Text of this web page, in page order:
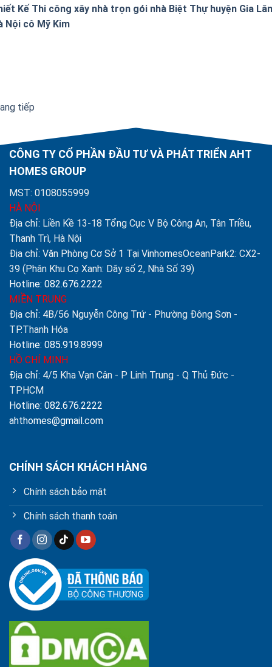
Kế Thi công xây nhà trọn gói nhà Biệt Thự huyện Gia
Nội cô Mỹ Kim
tiếp
CÔNG TY CỔ PHẦN ĐẦU TƯ VÀ PHÁT TRIỂN AHT
HOMES GROUP
MST: 0108055999
HÀ NỘI
Địa chỉ: Liền Kề 13-18 Tổng Cục V Bộ Công An, Tân Triều,
Thanh Trì, Hà Nội
Địa chỉ: Văn Phòng Cơ Sở 1 Tại VinhomesOceanPark2: CX2-
39 (Phân Khu Cọ Xanh: Dãy số 2, Nhà Số 39)
Hotline: 082.676.2222
MIỀN TRUNG
Địa chỉ: 4B/56 Nguyễn Công Trứ - Phường Đông Sơn -
TP.Thanh Hóa
Hotline: 085.919.8999
HỒ CHÍ MINH
Địa chỉ: 4/5 Kha Vạn Cân - P Linh Trung - Q Thủ Đức -
TPHCM
Hotline: 082.676.2222
ahthomes@gmail.com
CHÍNH SÁCH KHÁCH HÀNG
Chính sách bảo mật
Chính sách thanh toán